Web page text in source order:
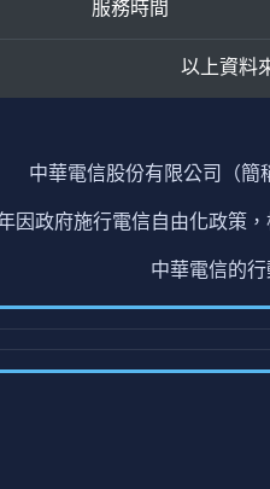
服務時間
以上資料
中華電信股份有限公司（簡
因政府施行電信自由化政策
中華電信的行